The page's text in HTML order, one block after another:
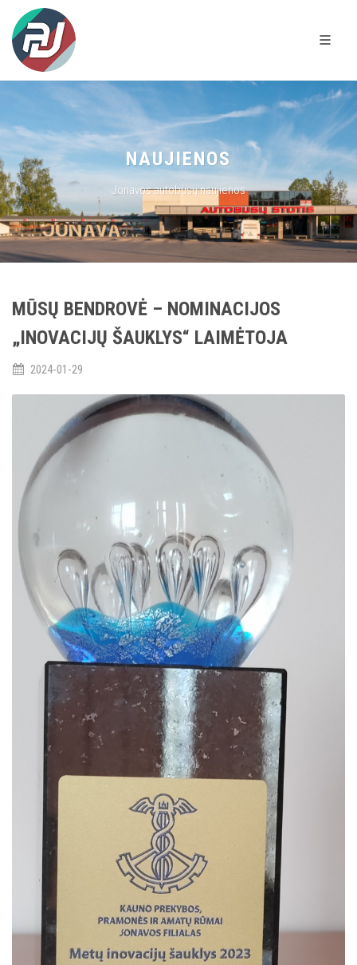
NAUJIENOS
Jonavos autobusų naujienos
MŪSŲ BENDROVĖ – NOMINACIJOS
„INOVACIJŲ ŠAUKLYS“ LAIMĖTOJA
2024-01-29